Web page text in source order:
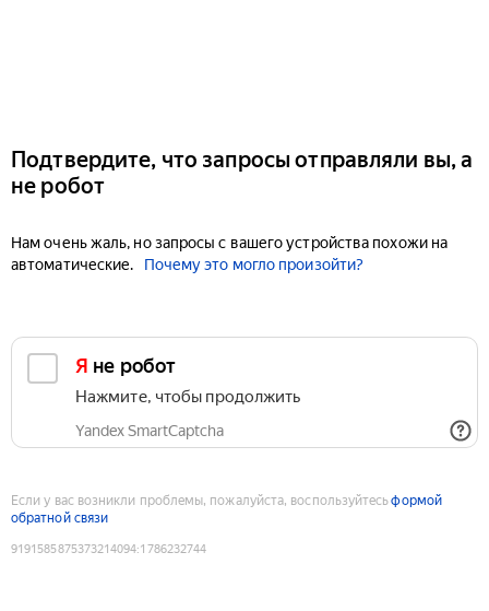
Подтвердите, что запросы отправляли вы, а
не робот
Нам очень жаль, но запросы с вашего устройства похожи на
автоматические.
Почему это могло произойти?
Я не робот
Нажмите, чтобы продолжить
Yandex SmartCaptcha
Если у вас возникли проблемы, пожалуйста, воспользуйтесьформой
обратной связи
9191585875373214094:1786232744